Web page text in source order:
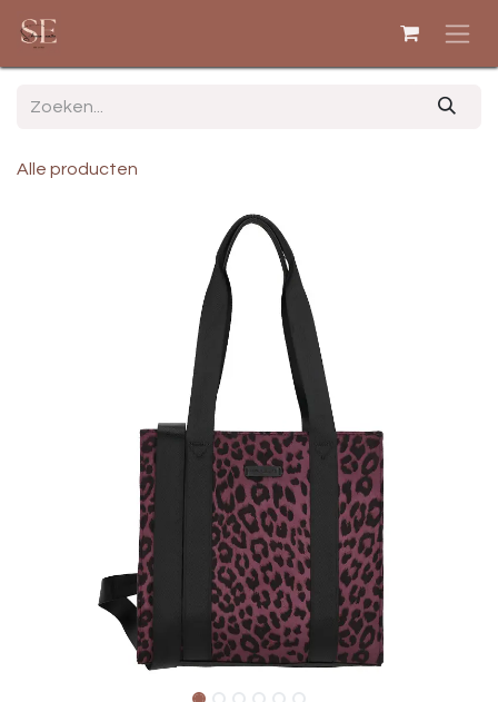
Alle producten